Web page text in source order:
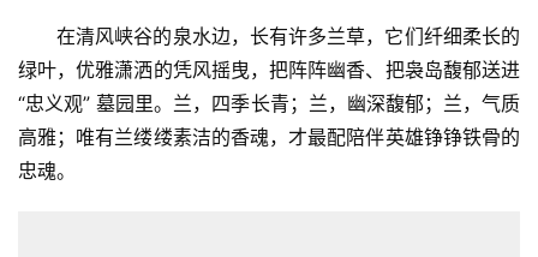
在清风峡谷的泉水边，长有许多兰草，它们纤细柔长的
绿叶，优雅潇洒的凭风摇曳，把阵阵幽香、把袅岛馥郁送进
“忠义观” 墓园里。兰，四季长青；兰，幽深馥郁；兰，气质
高雅；唯有兰缕缕素洁的香魂，才最配陪伴英雄铮铮铁骨的
忠魂。